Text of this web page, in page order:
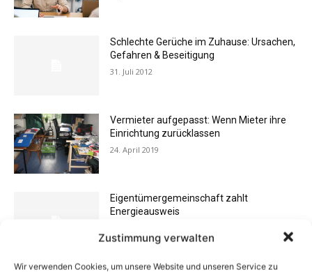
Zustimmung verwalten
Wir verwenden Cookies, um unsere Website und unseren Service zu
Schlechte Gerüche im Zuhause: Ursachen,
Gefahren & Beseitigung
31. Juli 2012
Vermieter aufgepasst: Wenn Mieter ihre
Einrichtung zurücklassen
24. April 2019
Eigentümergemeinschaft zahlt
Energieausweis